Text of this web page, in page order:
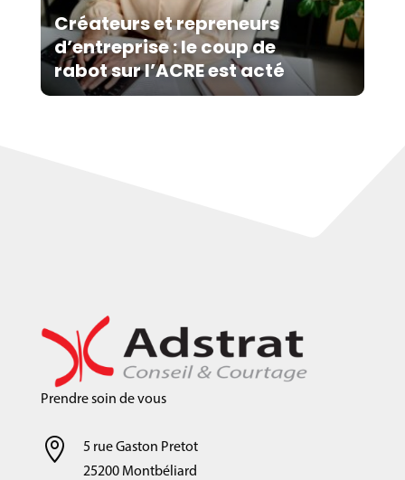
Créateurs et repreneurs
d’entreprise : le coup de
rabot sur l’ACRE est acté
Prendre soin de vous

5 rue Gaston Pretot
25200 Montbéliard